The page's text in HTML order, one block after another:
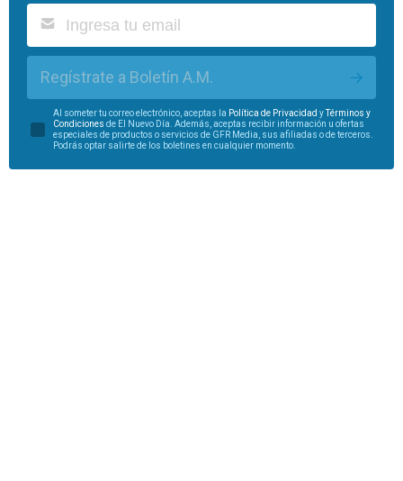
Regístrate a Boletín A.M.
Al someter tu correo electrónico, aceptas la Política de Privacidad yTérminos y
Condiciones de El Nuevo Día. Además, aceptas recibir información u ofertas
especiales de productos o servicios de GFR Media, sus afiliadas o de terceros.
Podrás optar salirte de los boletines en cualquier momento.